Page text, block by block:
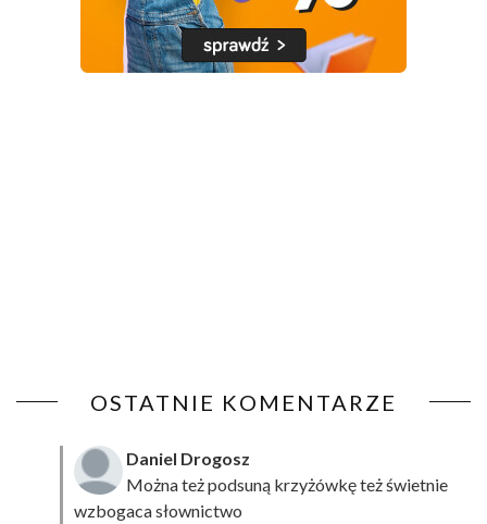
OSTATNIE KOMENTARZE
Daniel Drogosz
Można też podsuną krzyżówkęteż świetnie
wzbogaca słownictwo